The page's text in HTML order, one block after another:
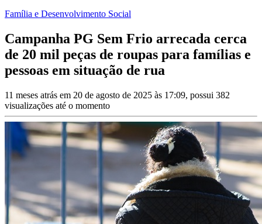
Família e Desenvolvimento Social
Campanha PG Sem Frio arrecada cerca
de 20 mil peças de roupas para famílias e
pessoas em situação de rua
11 meses atrás em 20 de agosto de 2025 às 17:09, possui 382
visualizações até o momento